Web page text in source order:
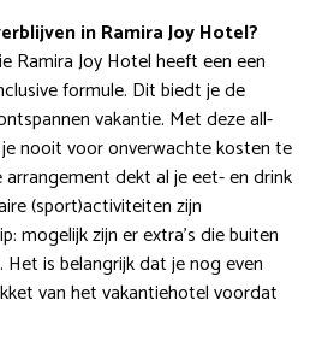
in Ramira Joy Hotel?
Ramira Joy Hotel heeft een een
formule. Dit biedt je de
vakantie. Met deze all-
nooit voor onverwachte kosten te
dekt al je eet- en drink
(sport)activiteiten zijn
mogelijk zijn er extra’s die buiten
Het is belangrijk dat je nog even
van het vakantiehotel voordat